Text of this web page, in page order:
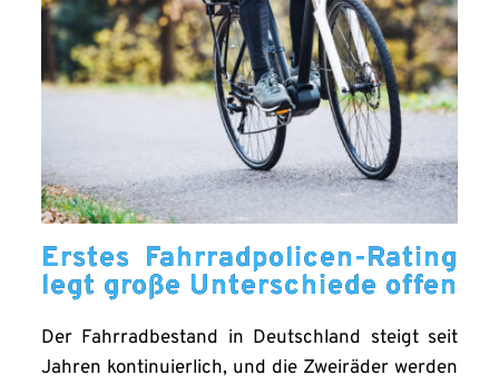
Erstes Fahrradpolicen-Rating
legt große Unterschiede offen
Der Fahrradbestand in Deutschland steigt seit
Jahren kontinuierlich, und die Zweiräder werden